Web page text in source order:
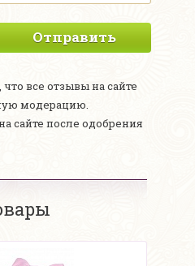
Отправить
все отзывы на сайте
модерацию.
сайте после одобрения